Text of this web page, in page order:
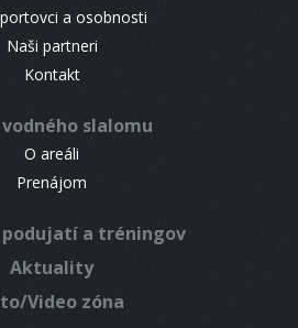
a osobnosti
Naši partneri
Kontakt
slalomu
O areáli
Prenájom
podujatí a tréningov
Aktuality
Video zóna